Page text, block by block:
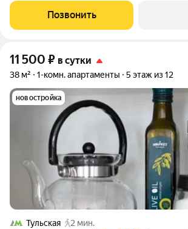
бесконтактного заселения 24х7 на двери
электронный кодовый замок. В апартаментах
Позвонить
11 500 ₽ в сутки
38 м² 1-комн. апартаменты 5 этаж из 12
новостройка
Тульская
2 мин.